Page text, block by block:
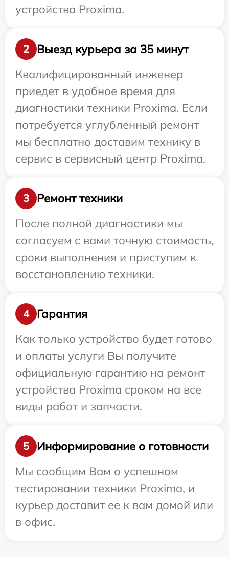
устройства Proxima.
2
Выезд курьера за 35 минут
Квалифицированный инженер
приедет в удобное время для
диагностики техники Proxima. Если
потребуется углубленный ремонт
мы бесплатно доставим технику в
сервис в сервисный центр Proxima.
3
Ремонт техники
После полной диагностики мы
согласуем с вами точную стоимость,
сроки выполнения и приступим к
восстановлению техники.
4
Гарантия
Как только устройство будет готово
и оплаты услуги Вы получите
официальную гарантию на ремонт
устройства Proxima сроком на все
виды работ и запчасти.
5
Информирование о готовности
Мы сообщим Вам о успешном
тестировании техники Proxima, и
курьер доставит ее к вам домой или
в офис.